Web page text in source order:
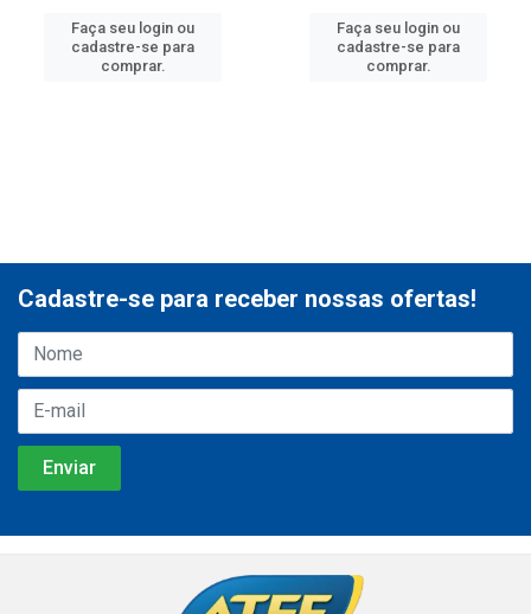
Faça seu login ou
cadastre-se para
comprar.
Faça seu login ou
cadastre-se para
comprar.
Cadastre-se para receber nossas ofertas!